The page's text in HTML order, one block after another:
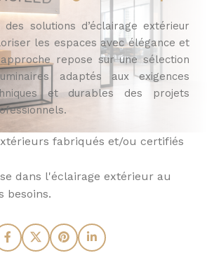
des solutions d’éclairage extérieur
les espaces avec élégance et
repose sur une sélection
adaptés aux exigences
et durables des projets
fabriqués et/ou certifiés
dans l'éclairage extérieur au
besoins.